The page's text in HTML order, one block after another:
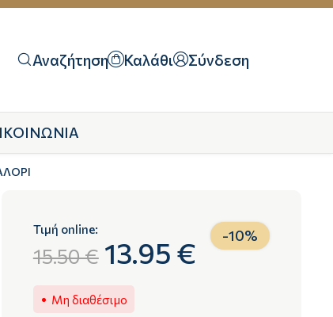
Αναζήτηση Καλάθι Σύνδεση
Τιμή online:
15.50 € 13.95 € -10%
Μη διαθέσιμο